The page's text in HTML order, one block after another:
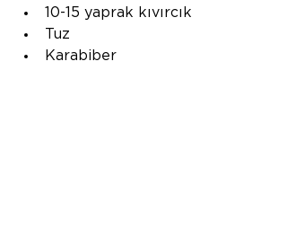
10-15 yaprak kıvırcık
Tuz
Karabiber